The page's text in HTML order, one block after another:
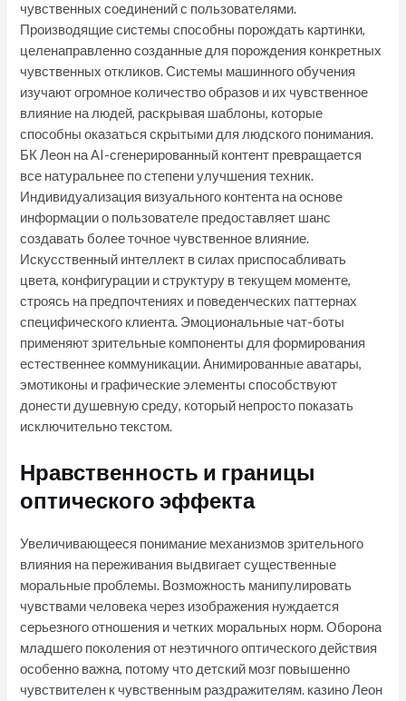
чувственных соединений с пользователями.
Производящие системы способны порождать картинки,
целенаправленно созданные для порождения конкретных
чувственных откликов. Системы машинного обучения
изучают огромное количество образов и их чувственное
влияние на людей, раскрывая шаблоны, которые
способны оказаться скрытыми для людского понимания.
БК Леон на AI-сгенерированный контент превращается
все натуральнее по степени улучшения техник.
Индивидуализация визуального контента на основе
информации о пользователе предоставляет шанс
создавать более точное чувственное влияние.
Искусственный интеллект в силах приспосабливать
цвета, конфигурации и структуру в текущем моменте,
строясь на предпочтениях и поведенческих паттернах
специфического клиента. Эмоциональные чат-боты
применяют зрительные компоненты для формирования
естественнее коммуникации. Анимированные аватары,
эмотиконы и графические элементы способствуют
донести душевную среду, который непросто показать
исключительно текстом.
Нравственность и границы
оптического эффекта
Увеличивающееся понимание механизмов зрительного
влияния на переживания выдвигает существенные
моральные проблемы. Возможность манипулировать
чувствами человека через изображения нуждается
серьезного отношения и четких моральных норм. Оборона
младшего поколения от неэтичного оптического действия
особенно важна, потому что детский мозг повышенно
чувствителен к чувственным раздражителям. казино Леон